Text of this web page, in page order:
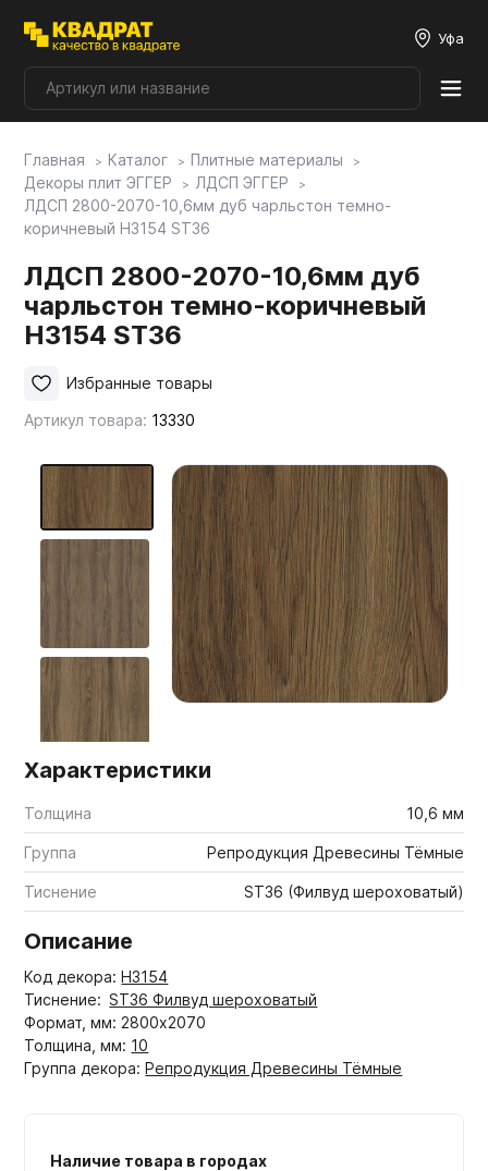
Уфа
Плитные материалы
Фурнитура
Столешницы
Мой ЭГГЕР
Мебельные образцы, каталоги
Главная Каталог
Плитные материалы
Декоры плит ЭГГЕР
ЛДСП ЭГГЕР
ЛДСП 2800-2070-10,6мм дуб чарльстон темно-
коричневый H3154 ST36
ЛДСП 2800-2070-10,6мм дуб
чарльстон темно-коричневый
H3154 ST36
Артикул товара: 13330
Избранные товары
Характеристики
Толщина 10,6 мм
Группа Репродукция Древесины Тёмные
Тиснение ST36 (Филвуд шероховатый)
Описание
Код декора:H3154
Тиснение: ST36 Филвуд шероховатый
Формат, мм: 2800x2070
Толщина, мм: 10
Группа декора:Репродукция Древесины Тёмные
Наличие товара в городах